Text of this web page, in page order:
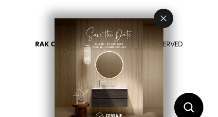
RAK CERAMICS 2026- ALL RIGHTS RESERVED
PRIVACY
CONTATTACI
SELEZIONA UN PAESE